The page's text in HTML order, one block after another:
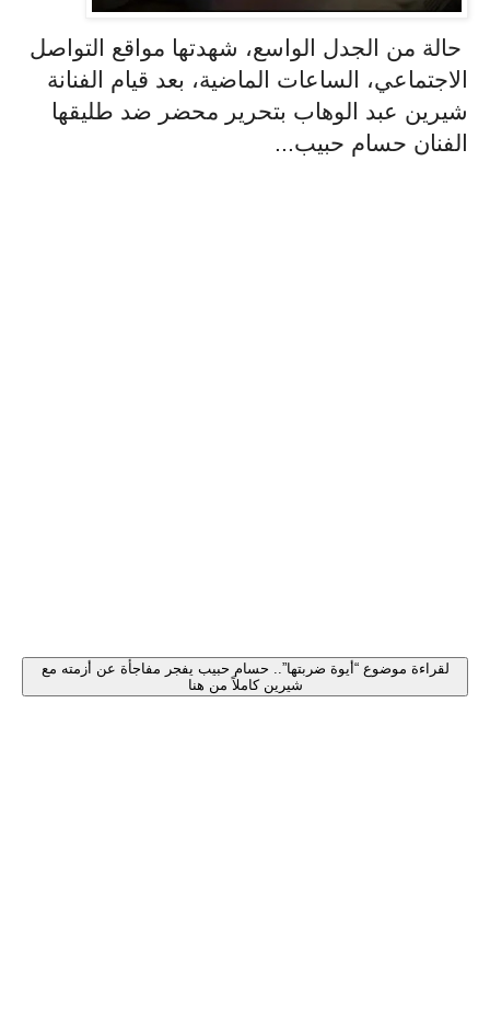
حالة من الجدل الواسع، شهدتها مواقع التواصل
الاجتماعي، الساعات الماضية، بعد قيام الفنانة
شيرين عبد الوهاب بتحرير محضر ضد طليقها
الفنان حسام حبيب...
لقراءة موضوع “أيوة ضربتها”.. حسام حبيب يفجر مفاجأة عن أزمته مع
شيرين كاملاً من هنا